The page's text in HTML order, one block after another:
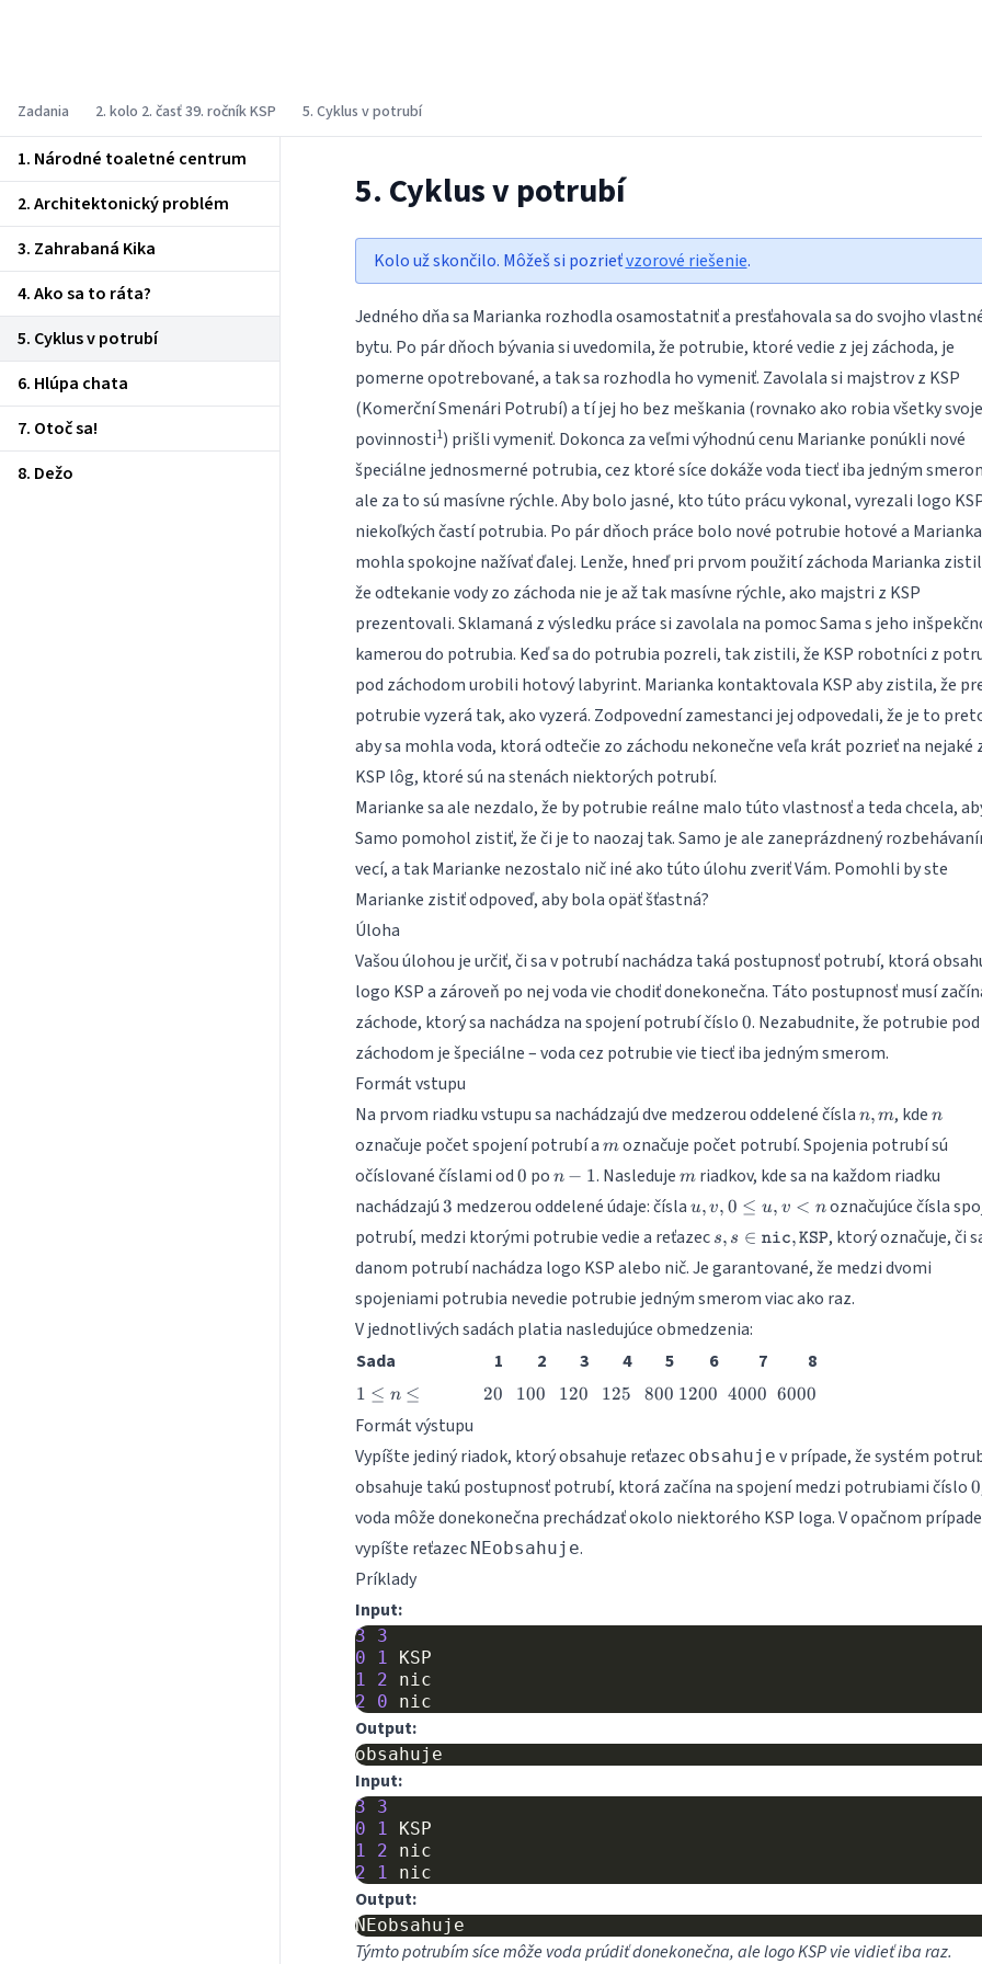
Zadania 2. kolo 2. časť 39. ročník KSP 5. Cyklus v potrubí
1. Národné toaletné centrum
2. Architektonický problém
3. Zahrabaná Kika
4. Ako sa to ráta?
5. Cyklus v potrubí
6. Hlúpa chata
7. Otoč sa!
8. Dežo
5. Cyklus v potrubí
Kolo už skončilo. Môžeš si pozrieťvzorové riešenie.
Jedného dňa sa Marianka rozhodla osamostatniť a presťahovala sa do svojho
bytu. Po pár dňoch bývania si uvedomila, že potrubie, ktoré vedie z jej záchoda, je
pomerne opotrebované, a tak sa rozhodla ho vymeniť. Zavolala si majstrov z KSP
(Komerční Smenári Potrubí) a tí jej ho bez meškania (rovnako ako robia všetky svoje
povinnosti1) prišli vymeniť. Dokonca za veľmi výhodnú cenu Marianke ponúkli nové
špeciálne jednosmerné potrubia, cez ktoré síce dokáže voda tiecť iba jedným
ale za to sú masívne rýchle. Aby bolo jasné, kto túto prácu vykonal, vyrezali logo
niekoľkých častí potrubia. Po pár dňoch práce bolo nové potrubie hotové a
mohla spokojne nažívať ďalej. Lenže, hneď pri prvom použití záchoda Marianka
že odtekanie vody zo záchoda nie je až tak masívne rýchle, ako majstri z KSP
prezentovali. Sklamaná z výsledku práce si zavolala na pomoc Sama s jeho
kamerou do potrubia. Keď sa do potrubia pozreli, tak zistili, že KSP robotníci z
pod záchodom urobili hotový labyrint. Marianka kontaktovala KSP aby zistila, že
potrubie vyzerá tak, ako vyzerá. Zodpovední zamestanci jej odpovedali, že je to
aby sa mohla voda, ktorá odtečie zo záchodu nekonečne veľa krát pozrieť na nejaké
KSP lôg, ktoré sú na stenách niektorých potrubí.
Marianke sa ale nezdalo, že by potrubie reálne malo túto vlastnosť a teda chcela,
Samo pomohol zistiť, že či je to naozaj tak. Samo je ale zaneprázdnený
vecí, a tak Marianke nezostalo nič iné ako túto úlohu zveriť Vám. Pomohli by ste
Marianke zistiť odpoveď, aby bola opäť šťastná?
Úloha
Vašou úlohou je určiť, či sa v potrubí nachádza taká postupnosť potrubí, ktorá
logo KSP a zároveň po nej voda vie chodiť donekonečna. Táto postupnosť musí
záchode, ktorý sa nachádza na spojení potrubí číslo 0
0. Nezabudnite, že potrubie pod
záchodom je špeciálne – voda cez potrubie vie tiecť iba jedným smerom.
Formát vstupu
Na prvom riadku vstupu sa nachádzajú dve medzerou oddelené čísla n,
n, m, kden
n
označuje počet spojení potrubí a m
moznačuje počet potrubí. Spojenia potrubí sú
očíslované číslami od 0
0 po n-
n − 1. Nasleduje m
mriadkov, kde sa na každom riadku
nachádzajú 3
3 medzerou oddelené údaje: čísla u, v,
u,v <
n
u, v, 0 ≤ u, v < noznačujúce čísla
potrubí, medzi ktorými potrubie vedie a reťazec s, s \in
{\texttt{nic},
\texttt{KSP}}
s, s ∈ nic, KSP, ktorý označuje, či
danom potrubí nachádza logo KSP alebo nič. Je garantované, že medzi dvomi
spojeniami potrubia nevedie potrubie jedným smerom viac ako raz.
V jednotlivých sadách platia nasledujúce obmedzenia:
Sada
1 2 3 4 5 6 7 8
1
n
\leq
1 ≤ n ≤ 20
20 100
100 120
120 125
125 800
800 1200
1200 4000
4000 6000
6000
Formát výstupu
Vypíšte jediný riadok, ktorý obsahuje reťazec obsahuje v prípade, že systém
obsahuje takú postupnosť potrubí, ktorá začína na spojení medzi potrubiami číslo 0
0
voda môže donekonečna prechádzať okolo niektorého KSP loga. V opačnom prípade
vypíšte reťazec NEobsahuje.
Príklady
Input:
3
3
0
1
KSP
1
2
nic
2
0 nic
Output:
Input:
3
3
0
1
KSP
1
2
nic
2
1 nic
Output:
Týmto potrubím síce môže voda prúdiť donekonečna, ale logo KSP vie vidieť iba raz.